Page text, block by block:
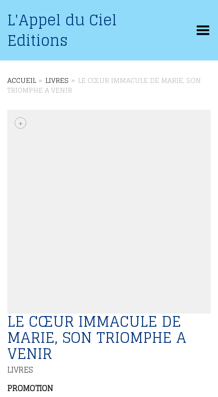
L'Appel du Ciel
Editions Basculer le menu
ACCUEIL » LIVRES » LE CŒUR IMMACULE DE MARIE, SON
TRIOMPHE A VENIR
+
LE CŒUR IMMACULE DE
MARIE, SON TRIOMPHE A
VENIR
LIVRES
PROMOTION